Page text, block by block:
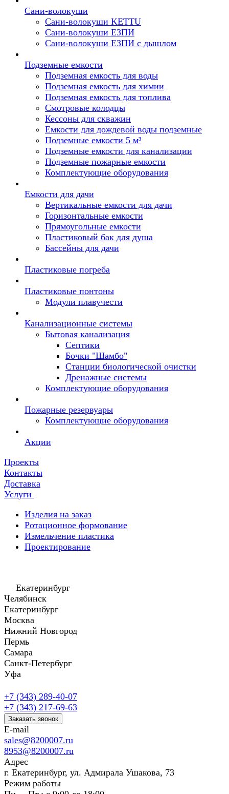
Сани-волокуши
Сани-волокуши KETTU
Сани-волокуши ЕЗПИ
Сани-волокуши ЕЗПИ с дышлом
Подземные емкости
Подземная емкость для воды
Подземная емкость для химии
Подземная емкость для топлива
Смотровые колодцы
Кессоны для скважин
Емкости для дождевой воды подземные
Подземные емкости 5 м³
Подземные емкости для канализации
Подземные пожарные емкости
Комплектующие оборудования
Емкости для дачи
Вертикальные емкости для дачи
Горизонтальные емкости
Прямоугольные емкости
Пластиковый бак для душа
Бассейны для дачи
Пластиковые погреба
Пластиковые понтоны
Модули плавучести
Канализационные системы
Бытовая канализация
Септики
Бочки "Шамбо"
Станции биологической очистки
Дренажные системы
Комплектующие оборудования
Пожарные резервуары
Комплектующие оборудования
Акции
Проекты
Контакты
Доставка
Услуги
Изделия на заказ
Ротационное формование
Измельчение пластика
Проектирование
Екатеринбург
Челябинск
Екатеринбург
Москва
Нижний Новгород
Пермь
Самара
Санкт-Петербург
Уфа
+7 (343) 289-40-07
+7 (343) 217-69-63
Заказать звонок
E-mail
sales@8200007.ru
8953@8200007.ru
Адрес
г. Екатеринбург, ул. Адмирала Ушакова, 73
Режим работы